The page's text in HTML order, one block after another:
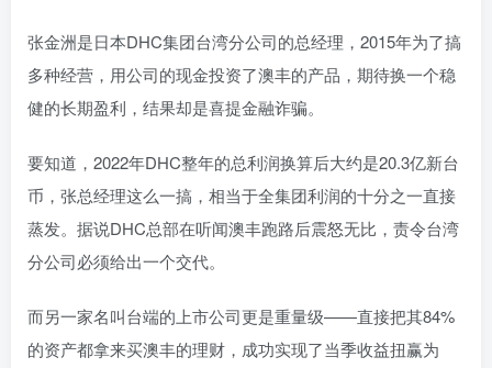
张金洲是日本DHC集团台湾分公司的总经理，2015年为了搞
多种经营，用公司的现金投资了澳丰的产品，期待换一个稳
健的长期盈利，结果却是喜提金融诈骗。
要知道，2022年DHC整年的总利润换算后大约是20.3亿新台
币，张总经理这么一搞，相当于全集团利润的十分之一直接
蒸发。据说DHC总部在听闻澳丰跑路后震怒无比，责令台湾
分公司必须给出一个交代。
而另一家名叫台端的上市公司更是重量级——直接把其84%
的资产都拿来买澳丰的理财，成功实现了当季收益扭赢为